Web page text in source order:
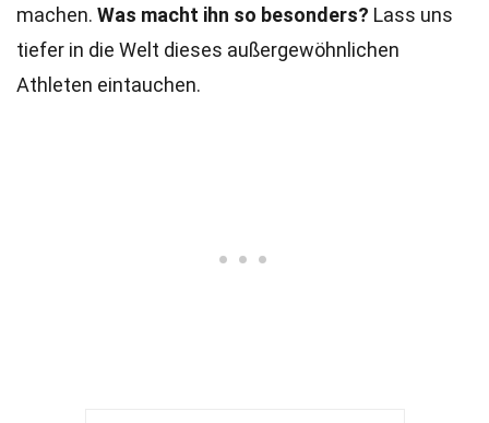
machen. Was macht ihn so besonders? Lass uns
tiefer in die Welt dieses außergewöhnlichen
Athleten eintauchen.